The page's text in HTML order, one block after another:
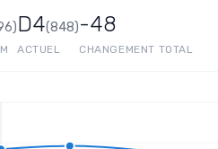
)D4(848)
ACTUEL
-48
CHANGEMENT TOTAL